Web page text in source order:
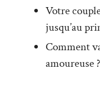
Votre
jusqu’au
Comment
amoureuse ?